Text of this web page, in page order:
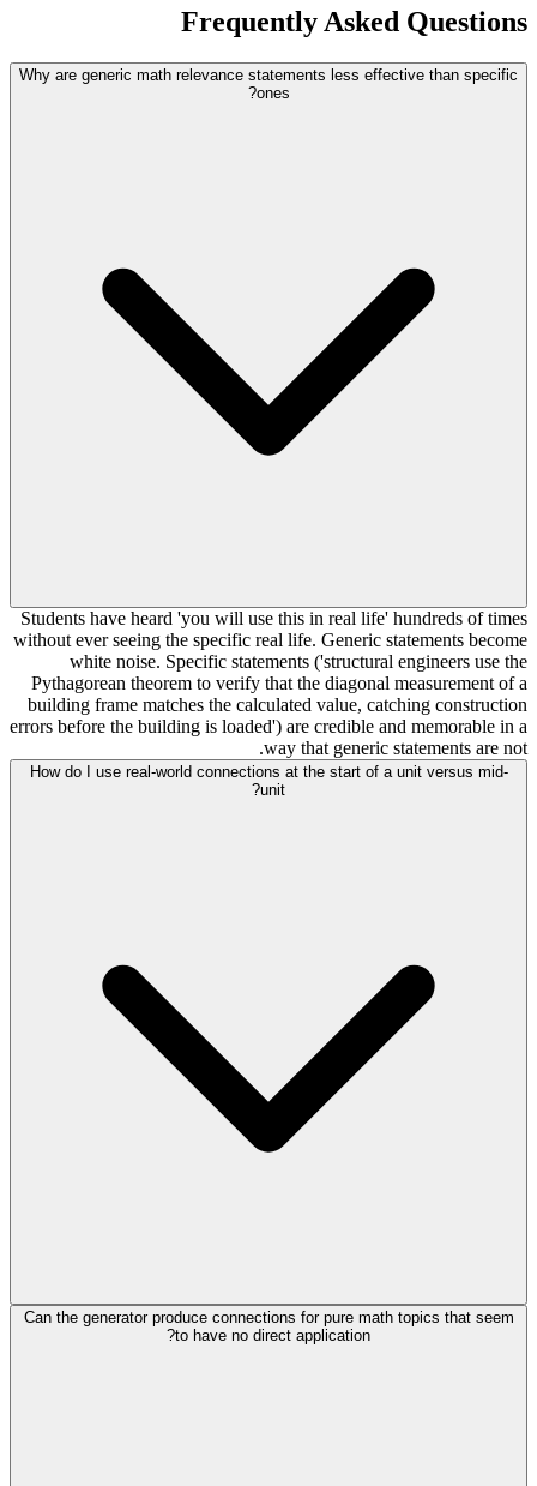
Frequently Asked Questions
Why are generic math relevance statements less effective than specific
ones?
Students have heard 'you will use this in real life' hundreds of times
without ever seeing the specific real life. Generic statements become
white noise. Specific statements ('structural engineers use the
Pythagorean theorem to verify that the diagonal measurement of a
building frame matches the calculated value, catching construction
errors before the building is loaded') are credible and memorable in a
way that generic statements are not.
How do I use real-world connections at the start of a unit versus mid-
unit?
Can the generator produce connections for pure math topics that seem
to have no direct application?